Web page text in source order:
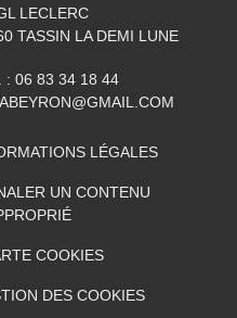
LECLERC
TASSIN LA DEMI LUNE
: 06 83 34 18 44
LÉGALES
UN CONTENU
COOKIES
DES COOKIES